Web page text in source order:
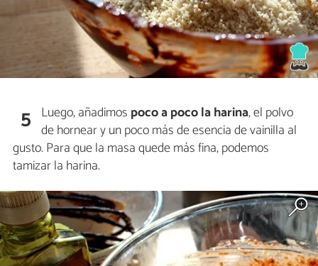
5 Luego, añadimos poco a poco la harina, el polvo
de hornear y un poco más de esencia de vainilla al
gusto. Para que la masa quede más fina, podemos
tamizar la harina.